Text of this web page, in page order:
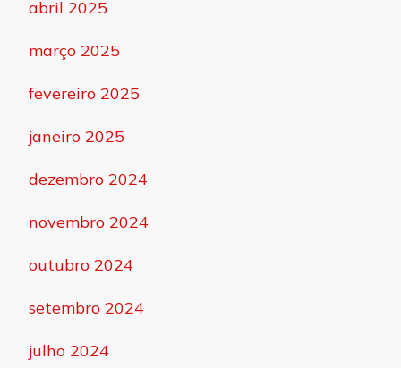
abril 2025
março 2025
fevereiro 2025
janeiro 2025
dezembro 2024
novembro 2024
outubro 2024
setembro 2024
julho 2024